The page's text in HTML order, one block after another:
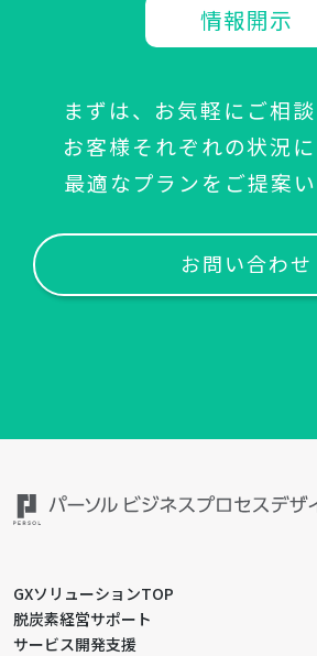
情報開示
まずは、お気軽にご相談
お客様それぞれの状況に
最適なプランをご提案い
お問い合わせ
GXソリューションTOP
脱炭素経営サポート
サービス開発支援